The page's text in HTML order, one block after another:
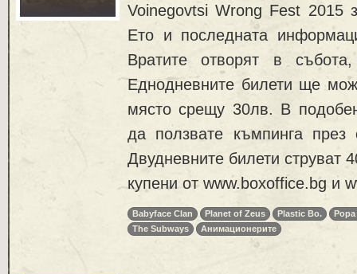
Voinegovtsi Wrong Fest 2015
Ето и последната
Вратите отворят в
Еднодневните билети ще
място срещу 30лв. В
да ползвате къмпинга
Двудневните билети струват
купени от www.boxoffice.bg и
Babyface Clan Planet of Zeus Plastic Bo.
The Subways
Анимационерите